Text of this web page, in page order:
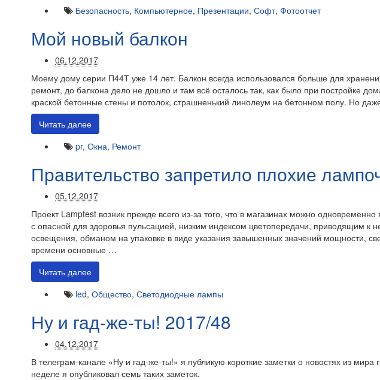
Безопасность, Компьютерное, Презентации, Софт, Фотоотчет
Мой новый балкон
06.12.2017
Моему дому серии П44Т уже 14 лет. Балкон всегда использовался больше для
ремонт, до балкона дело не дошло и там всё осталось так, как было при постройке
краской бетонные стены и потолок, страшненький линолеум на бетонном полу. Но
Читать далее
pr, Окна, Ремонт
Правительство запретило плохие
05.12.2017
Проект Lamptest возник прежде всего из-за того, что в магазинах можно
с опасной для здоровья пульсацией, низким индексом цветопередачи, приводящим
освещения, обманом на упаковке в виде указания завышенных значений мощности,
времени основные …
Читать далее
led, Общество, Светодиодные лампы
Ну и гад-же-ты! 2017/48
04.12.2017
В телеграм-канале «Ну и гад-же-ты!» я публикую короткие заметки о новостях из
неделе я опубликовал семь таких заметок.